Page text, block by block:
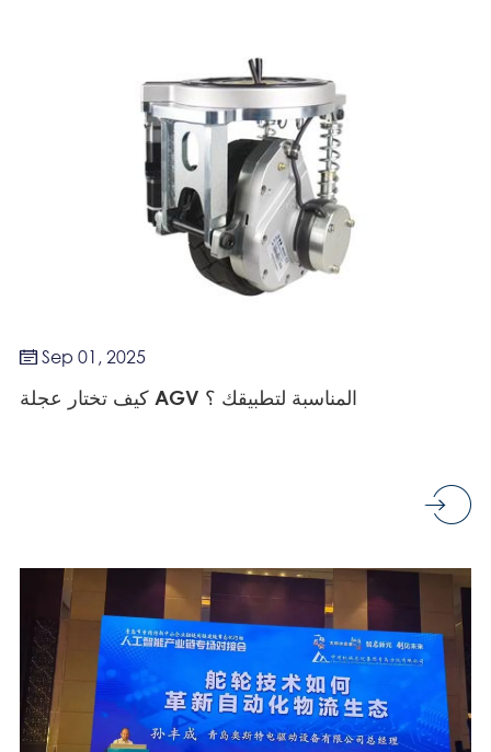
 Sep 01, 2025
كيف تختار عجلة AGV المناسبة لتطبيقك ؟